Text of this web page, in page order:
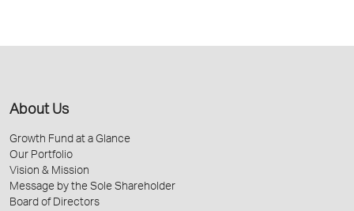
About Us
Growth Fund at a Glance
Our Portfolio
Vision & Mission
Message by the Sole Shareholder
Board of Directors